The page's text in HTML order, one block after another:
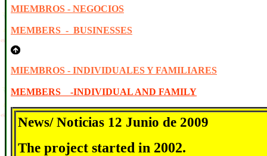
MIEMBROS - NEGOCIOS
MEMBERS - BUSINESSES
MIEMBROS - INDIVIDUALES Y FAMILIARES
MEMBERS -INDIVIDUAL AND FAMILY
News/ Noticias 12 Junio de 2009
The project started in 2002.